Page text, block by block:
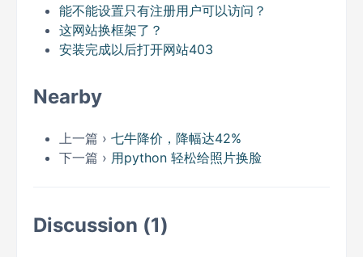
能不能设置只有注册用户可以访问？
这网站换框架了？
安装完成以后打开网站403
Nearby
上一篇 › 七牛降价，降幅达42%
下一篇 › 用python 轻松给照片换脸
Discussion (1)